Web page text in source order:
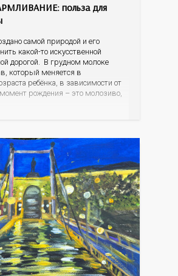
польза для
самой природой и его
какой-то искусственной
дорогой. В грудном молоке
который меняется в
ребёнка, в зависимости от
рождения – это молозиво,